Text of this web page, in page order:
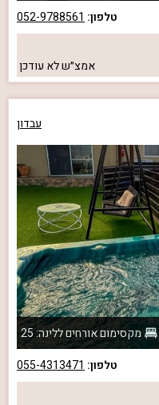
טלפון: 052-9788561
אמצ״שלא עודכן
עבדון
מקסימום אורחים ללינה: 25
טלפון: 055-4313471